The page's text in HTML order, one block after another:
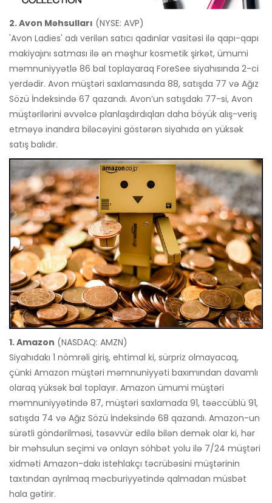
2. Avon Məhsulları (NYSE: AVP)
'Avon Ladies' adı verilən satıcı qadınlar vasitəsi ilə qapı-qapı
makiyajını satması ilə ən məşhur kosmetik şirkət, ümumi
məmnuniyyətlə 86 bal toplayaraq ForeSee siyahısında 2-ci
yerdədir. Avon müştəri saxlamasında 88, satışda 77 və Ağız
Sözü İndeksində 67 qazandı. Avon’un satışdakı 77-si, Avon
müştərilərini əvvəlcə planlaşdırdıqları daha böyük alış-veriş
etməyə inandıra biləcəyini göstərən siyahıda ən yüksək
satış balıdır.
1. Amazon (NASDAQ: AMZN)
Siyahıdakı 1 nömrəli giriş, ehtimal ki, sürpriz olmayacaq,
çünki Amazon müştəri məmnuniyyəti baxımından davamlı
olaraq yüksək bal toplayır. Amazon ümumi müştəri
məmnuniyyətində 87, müştəri saxlamada 91, təəccüblü 91,
satışda 74 və Ağız Sözü İndeksində 68 qazandı. Amazon-un
sürətli göndərilməsi, təsəvvür edilə bilən demək olar ki, hər
bir məhsulun seçimi və onlayn söhbət yolu ilə 7/24 müştəri
xidməti Amazon-dakı istehlakçı təcrübəsini müştərinin
taxtından ayrılmaq məcburiyyətində qalmadan müsbət
hala gətirir.